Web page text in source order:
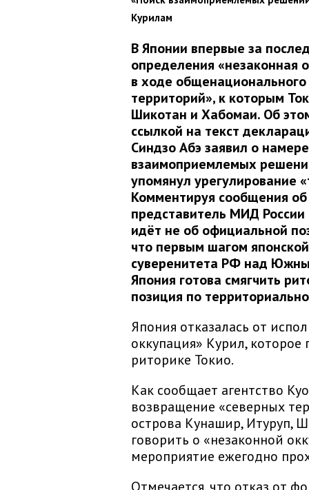
Курилам
В Японии впервые за
определения «незаконная
в ходе
территорий», к которым
Шикотан и Хабомаи. Об
ссылкой на текст
Синдзо Абэ заявил о
взаимоприемлемых
упомянул урегулирование
Комментируя сообщения
представитель МИД
идёт не об официальной
что первым шагом
суверенитета РФ над
Япония готова смягчить
позиция по
Япония отказалась от
оккупация» Курил,
риторике Токио.
Как сообщает агентство
возвращение «северных
острова Кунашир, Итуруп,
говорить о «незаконной
мероприятие ежегодно